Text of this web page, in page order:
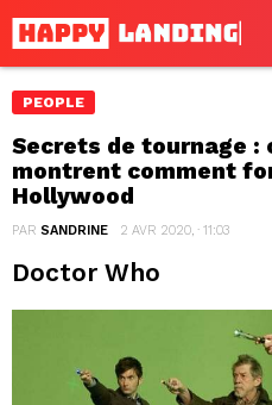
PEOPLE
Secrets de tournage :
montrent comment
Hollywood
PAR SANDRINE 2 AVR 2020, · 11:03
Doctor Who